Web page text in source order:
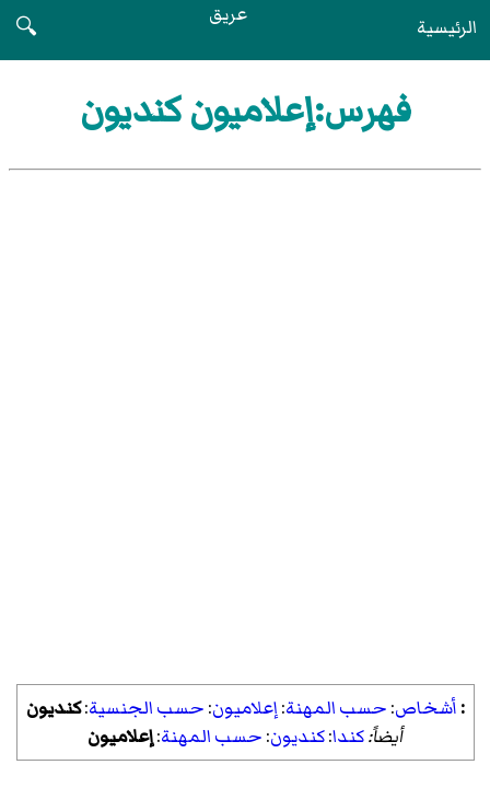
الرئيسية عريق
🔍
فهرس:إعلاميون كنديون
:أشخاص:حسب المهنة:إعلاميون:حسب الجنسية:كنديون
أيضاً:كندا:كنديون:حسب المهنة:إعلاميون